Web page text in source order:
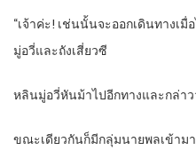
“เจ้าค่ะ! เช่นนั้นจะออกเดินทางเ
มู่อวี่และถังเสี่ยวซี
หลินมู่อวี่หันม้าไปอีกทางและกล่าว
ขณะเดียวกันก็มีกลุ่มนายพลเข้าม